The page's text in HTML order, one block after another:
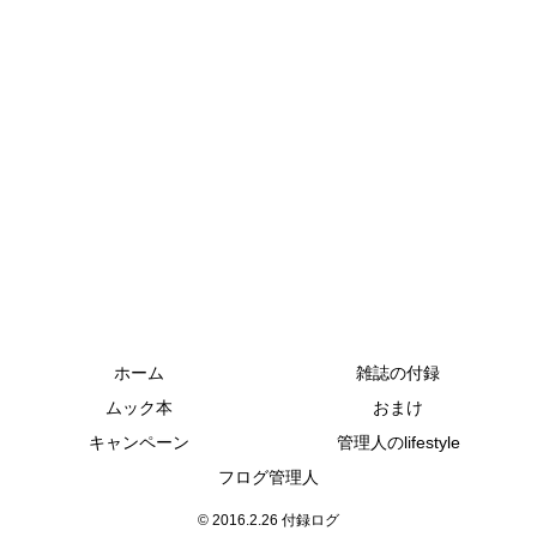
ホーム
雑誌の付録
ムック本
おまけ
キャンペーン
管理人のlifestyle
フログ管理人
© 2016.2.26 付録ログ